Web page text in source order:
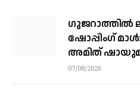
ഗുജറാത്തിൽ
ഷോപ്പിംഗ്
അമിത്
നടത്തി
07/08/2026